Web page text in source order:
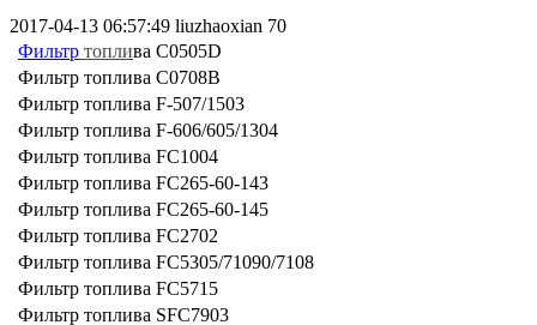
2017-04-13 06:57:49 liuzhaoxian 70
Фильтр топлива C0505D
Фильтр топлива C0708В
Фильтр топлива F-507/1503
Фильтр топлива F-606/605/1304
Фильтр топлива FC1004
Фильтр топлива FC265-60-143
Фильтр топлива FC265-60-145
Фильтр топлива FC2702
Фильтр топлива FC5305/71090/7108
Фильтр топлива FC5715
Фильтр топлива SFC7903